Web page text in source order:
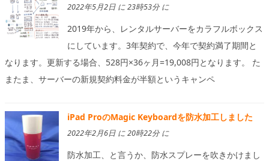
2022年5月2日 に 23時53分 に
2019年から、レンタルサーバーをカラフルボックス
にしています。3年契約で、今年で契約満了期間と
なります。更新する場合、528円×36ヶ月=19,008円となります。 た
またま、サーバーの新規契約料金が半額というキャンペ
iPad ProのMagic Keyboardを防水加工しました
2022年2月6日 に 20時22分 に
防水加工、と言うか、防水スプレーを吹きかけまし